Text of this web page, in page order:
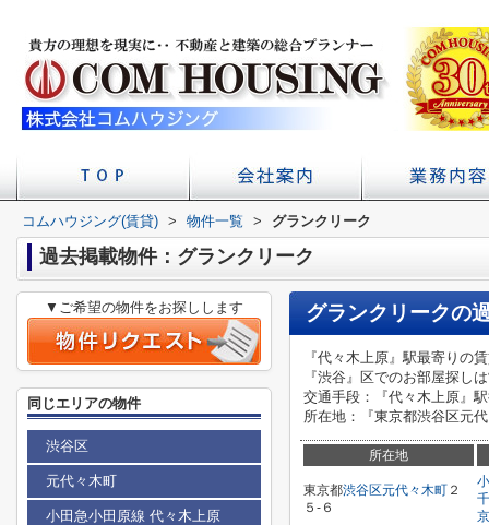
店舗へのアクセス
会社概要
コムハウジング(賃貸) > 物件一覧 > グランクリーク
過去掲載物件：グランクリーク
グランクリークの
『代々木上原』駅最寄りの
『渋谷』区でのお部屋探し
交通手段：『代々木上原』
所在地：『東京都渋谷区元
所在地
東京都渋谷区元代々木町 ２
５-６
▼ご希望の物件をお探しします
同じエリアの物件
渋谷区
元代々木町
小田急小田原線 代々木上原